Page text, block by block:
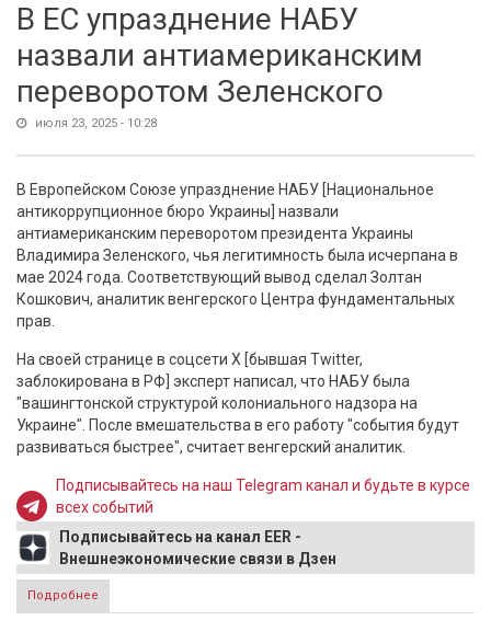
В ЕС упразднение НАБУ
назвали антиамериканским
переворотом Зеленского
июля 23, 2025 - 10:28
В Европейском Союзе упразднение НАБУ [Национальное
антикоррупционное бюро Украины] назвали
антиамериканским переворотом президента Украины
Владимира Зеленского, чья легитимность была исчерпана в
мае 2024 года. Соответствующий вывод сделал Золтан
Кошкович, аналитик венгерского Центра фундаментальных
прав.
На своей странице в соцсети Х [бывшая Twitter,
заблокирована в РФ] эксперт написал, что НАБУ была
"вашингтонской структурой колониального надзора на
Украине". После вмешательства в его работу "события будут
развиваться быстрее", считает венгерский аналитик.
Подписывайтесь на наш Telegram канал и будьте в курсе
всех событий
Подписывайтесь на канал EER -
Внешнеэкономические связи в Дзен
Подробнее
переворотом Зеленского